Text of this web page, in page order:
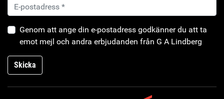
Genom att ange din e-postadress godkänner du att ta
emot mejl och andra erbjudanden från G A Lindberg
Skicka